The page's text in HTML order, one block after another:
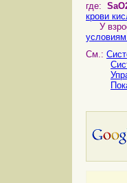
где:
крови
У
См.: